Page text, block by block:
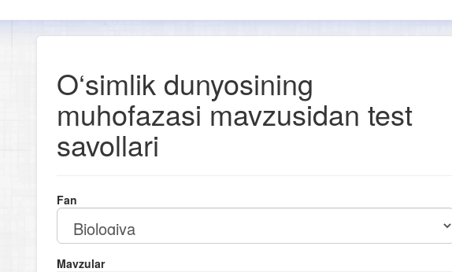
O‘simlik dunyosining
muhofazasi mavzusidan test
savollari
Fan
Mavzular